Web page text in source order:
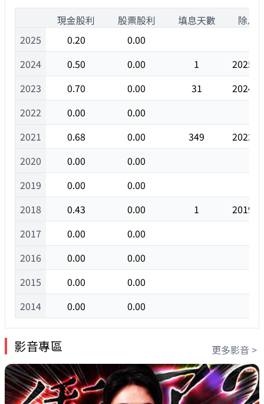
2025
2024
2023
2022
2021
2020
2019
2018
2017
2016
2015
2014
現金股利 股票股利 填息天數
除息
0.20
0.00
0.50
0.00 1
2025/
0.70
0.00 31
2024/
0.00
0.00
0.68
0.00 349
2022/
0.00
0.00
0.00
0.00
0.43
0.00 1
2019/
0.00
0.00
0.00
0.00
0.00
0.00
0.00
0.00
影音專區 更多影音 >